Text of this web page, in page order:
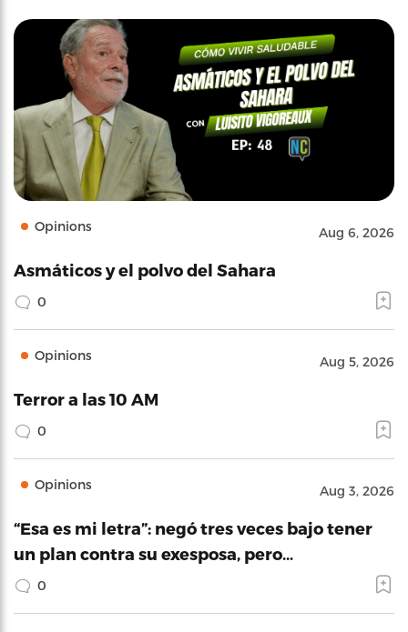
Opinions Aug 6, 2026
Asmáticos y el polvo del Sahara
0
Opinions Aug 5, 2026
Terror a las 10 AM
0
Opinions Aug 3, 2026
“Esa es mi letra”: negó tres veces bajo tener
un plan contra su exesposa, pero…
0